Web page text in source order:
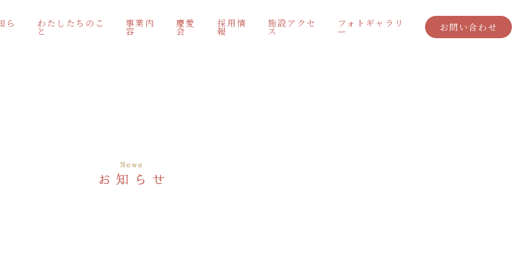
ら わたしたちのこ
と
事業内
容
慶愛
会
採用情
報
施設アクセ
ス
フォトギャラリ
ー お問い合わせ